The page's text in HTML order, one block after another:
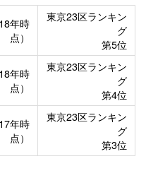
年時
点）
東京23区ランキン
グ
第5位
年時
点）
東京23区ランキン
グ
第4位
年時
点）
東京23区ランキン
グ
第3位